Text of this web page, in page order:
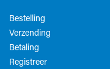
Bestelling
Verzending
Betaling
Registreer